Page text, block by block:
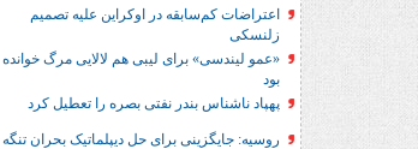
اعتراضات کم‌سابقه در اوکراین علیه تصمیم
زلنسکی
«عمو لیندسی» برای لیبی هم لالایی مرگ خوانده
بود
پهپاد ناشناس بندر نفتی بصره را تعطیل کرد
روسیه: جایگزینی برای حل‌ دیپلماتیک بحران تنگه